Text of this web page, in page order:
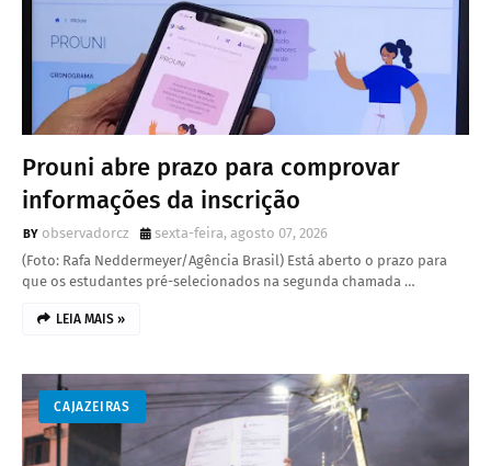
Prouni abre prazo para comprovar
informações da inscrição
observadorcz
sexta-feira, agosto 07, 2026
(Foto: Rafa Neddermeyer/Agência Brasil) Está aberto o prazo para
que os estudantes pré-selecionados na segunda chamada …
LEIA MAIS »
CAJAZEIRAS